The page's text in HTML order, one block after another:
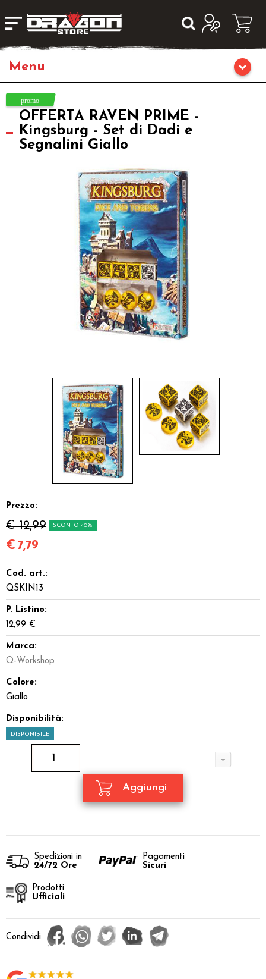
Giochi da Tavolo
Giochi di Carte Collezionabili
OFFERTA RAVEN PRIME -
Kingsburg - Set di Dadi e
Segnalini Giallo
Prezzo:
€ 12,99 SCONTO 40%
€ 7,79
Cod. art.:
QSKIN13
P. Listino:
12,99 €
Marca:
Q-Workshop
Colore:
Giallo
Disponibilità:
DISPONIBILE
Spedizioni in
24/72 Ore
Pagamenti
Sicuri
Prodotti
Ufficiali
Condividi: